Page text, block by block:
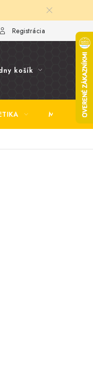
Ochrana
Registrácia
košík
MEDOVINA